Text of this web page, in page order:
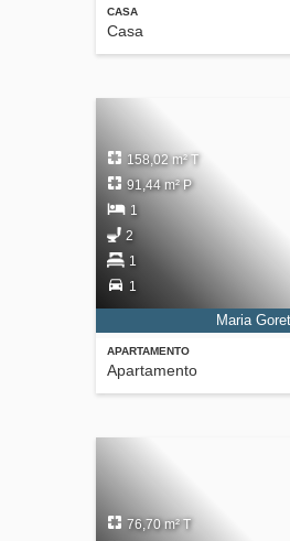
CASA
Casa
APARTAMENTO
Apartamento
158,02 m² T
91,44 m² P
1
2
1
1
Maria
76,70 m² T